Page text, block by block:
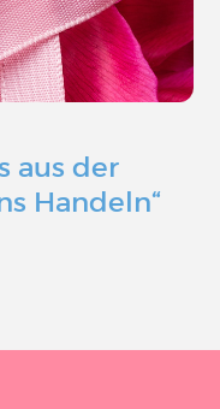
aus der
Handeln“